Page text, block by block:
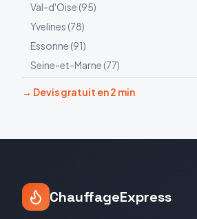
Val-d'Oise (95)
Yvelines (78)
Essonne (91)
Seine-et-Marne (77)
→ Devis gratuit en 2 min
ChauffageExpress